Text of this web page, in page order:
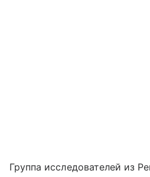
Группа исследователей из